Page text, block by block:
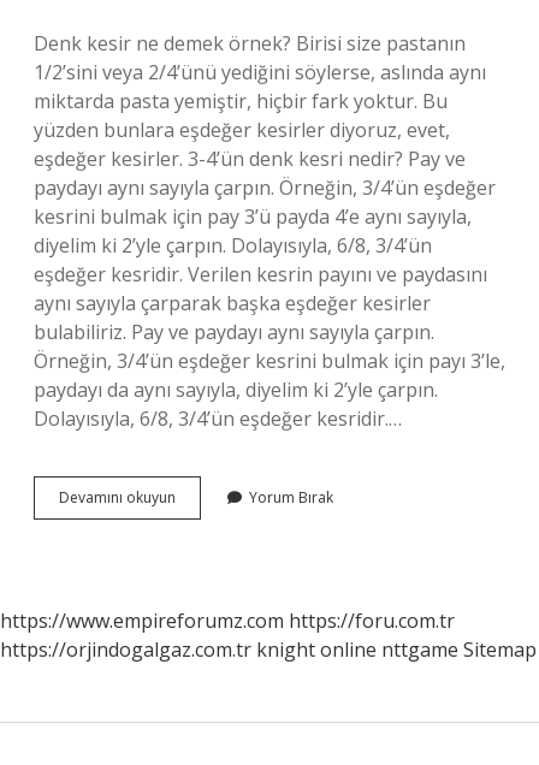
Denk kesir ne demek örnek? Birisi size pastanın
1/2’sini veya 2/4’ünü yediğini söylerse, aslında aynı
miktarda pasta yemiştir, hiçbir fark yoktur. Bu
yüzden bunlara eşdeğer kesirler diyoruz, evet,
eşdeğer kesirler. 3-4’ün denk kesri nedir? Pay ve
paydayı aynı sayıyla çarpın. Örneğin, 3/4’ün eşdeğer
kesrini bulmak için pay 3’ü payda 4’e aynı sayıyla,
diyelim ki 2’yle çarpın. Dolayısıyla, 6/8, 3/4’ün
eşdeğer kesridir. Verilen kesrin payını ve paydasını
aynı sayıyla çarparak başka eşdeğer kesirler
bulabiliriz. Pay ve paydayı aynı sayıyla çarpın.
Örneğin, 3/4’ün eşdeğer kesrini bulmak için payı 3’le,
paydayı da aynı sayıyla, diyelim ki 2’yle çarpın.
Dolayısıyla, 6/8, 3/4’ün eşdeğer kesridir.…
Devamını okuyun
Kesir
Yorum Bırak
https://www.empireforumz.com https://foru.com.tr
https://orjindogalgaz.com.tr knight online nttgame Sitemap